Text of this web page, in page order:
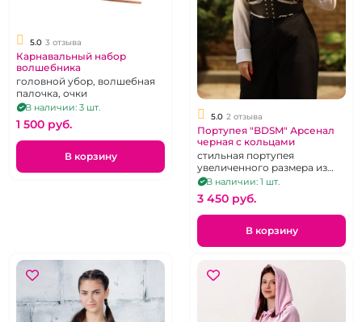
5.0 3 отзыва
Карнавальный набор
волшебника
головной убор, волшебная
палочка, очки
В наличии: 3 шт.
1 500 pуб.
В корзину
5.0 2 отзыва
Портупея "BDSM" Арсенал
черная с кольцами
стильная портупея
увеличенного размера из
натуральной кожи, для
большой груди
В наличии: 1 шт.
3 450 pуб.
В корзину